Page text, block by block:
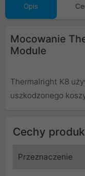
Opis
Mocowanie
Module
Thermalright K8
uszkodzonego
Cechy
Przeznaczenie